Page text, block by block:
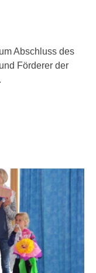
Abschluss des
Förderer der